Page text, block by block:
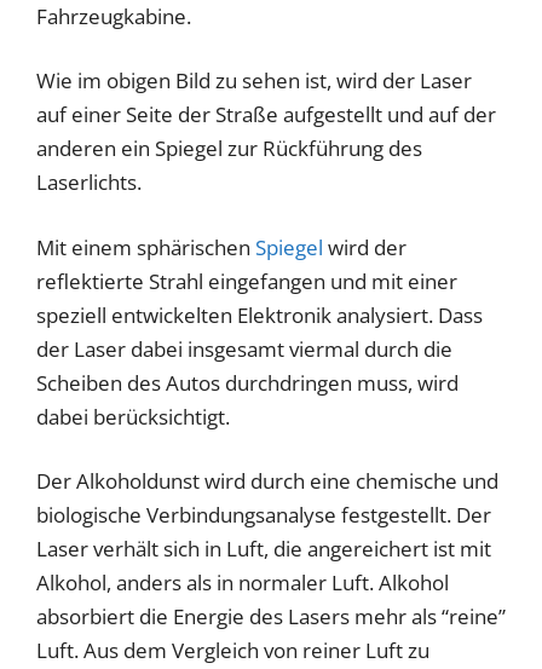
Fahrzeugkabine.
Wie im obigen Bild zu sehen ist, wird der Laser
auf einer Seite der Straße aufgestellt und auf der
anderen ein Spiegel zur Rückführung des
Laserlichts.
Mit einem sphärischen Spiegel wird der
reflektierte Strahl eingefangen und mit einer
speziell entwickelten Elektronik analysiert. Dass
der Laser dabei insgesamt viermal durch die
Scheiben des Autos durchdringen muss, wird
dabei berücksichtigt.
Der Alkoholdunst wird durch eine chemische und
biologische Verbindungsanalyse festgestellt. Der
Laser verhält sich in Luft, die angereichert ist mit
Alkohol, anders als in normaler Luft. Alkohol
absorbiert die Energie des Lasers mehr als “reine”
Luft. Aus dem Vergleich von reiner Luft zu